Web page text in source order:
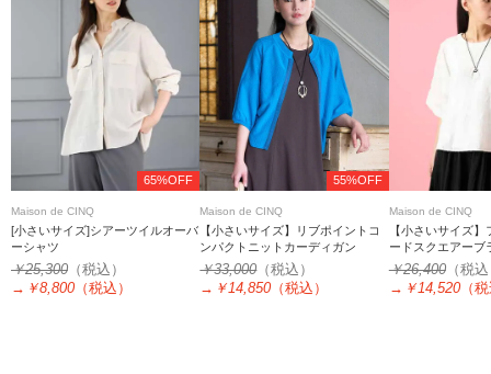
65%OFF
Maison de CINQ
[小さいサイズ]シアーツイルオーバ
ーシャツ
￥25,300 （税込）
→ ￥8,800 （税込）
55%OFF
Maison de CINQ
【小さいサイズ】リブポイントコ
ンパクトニットカーディガン
￥33,000（税込）
→ ￥14,850 （税込）
Maison de CINQ
【小さいサイズ
ードスクエアーブ
￥26,400（税
→ ￥14,520（